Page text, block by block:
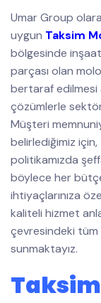
Umar Group
uygun Taksim
bölgesinde
parçası olan
bertaraf edilmesi
çözümlerle
Müşteri
belirlediğimiz için,
politikamızda
böylece her
ihtiyaçlarınıza
kaliteli hizmet
çevresindeki tüm
sunmaktayız.
Taksim